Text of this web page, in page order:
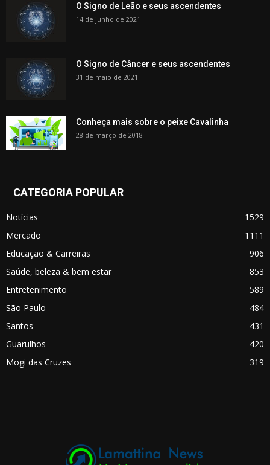
O Signo de Leão e seus ascendentes
14 de junho de 2021
O Signo de Câncer e seus ascendentes
31 de maio de 2021
Conheça mais sobre o peixe Cavalinha
28 de março de 2018
CATEGORIA POPULAR
Notícias
1529
Mercado
1111
Educação & Carreiras
906
Saúde, beleza & bem estar
853
Entretenimento
589
São Paulo
484
Santos
431
Guarulhos
420
Mogi das Cruzes
319